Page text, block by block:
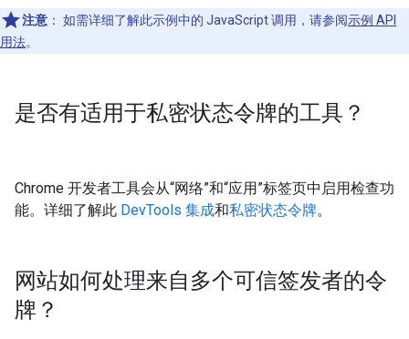
注意 ： 如需详细了解此示例中的 JavaScript 调用，请参阅示例 API
用法。
是否有适用于私密状态令牌的工具？
Chrome 开发者工具会从“网络”和“应用”标签页中启用检查功
能。详细了解此 DevTools 集成和私密状态令牌。
网站如何处理来自多个可信签发者的令
牌？